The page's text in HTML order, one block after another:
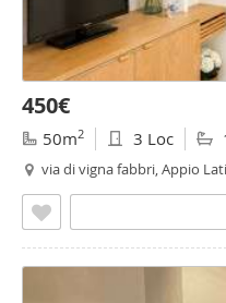
450€
50m2 3 Loc
via di vigna fabbri, Appio